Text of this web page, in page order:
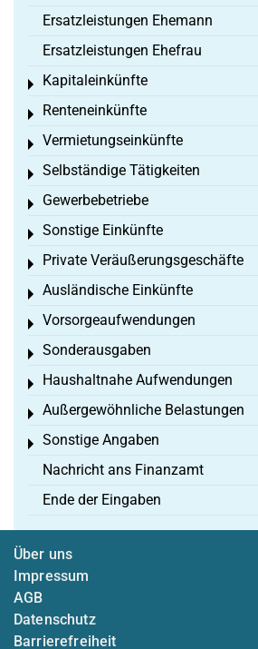
Ersatzleistungen Ehemann
Ersatzleistungen Ehefrau
Kapitaleinkünfte
Toggle menu
Renteneinkünfte
Toggle menu
Vermietungseinkünfte
Toggle menu
Selbständige Tätigkeiten
Toggle menu
Gewerbebetriebe
Toggle menu
Sonstige Einkünfte
Toggle menu
Private Veräußerungsgeschäfte
Toggle menu
Ausländische Einkünfte
Toggle menu
Vorsorgeaufwendungen
Toggle menu
Sonderausgaben
Toggle menu
Haushaltnahe Aufwendungen
Toggle menu
Außergewöhnliche Belastungen
Toggle menu
Sonstige Angaben
Toggle menu
Nachricht ans Finanzamt
Ende der Eingaben
Über uns
Impressum
AGB
Datenschutz
Barrierefreiheit